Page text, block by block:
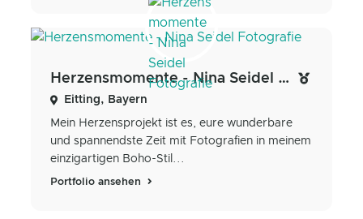
Herzensmomente - Nina Seidel Fotografie
Eitting, Bayern
Mein Herzensprojekt ist es, eure wunderbare
und spannendste Zeit mit Fotografien in meinem
einzigartigen Boho-Stil...
Portfolio ansehen